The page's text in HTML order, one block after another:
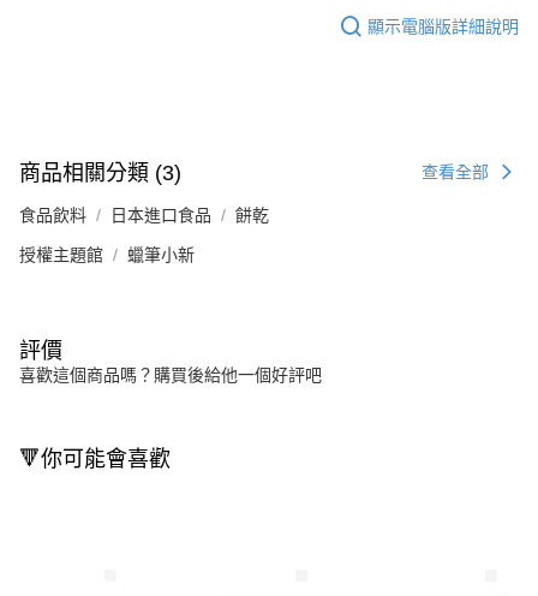
顯示電腦版詳細說明
商品相關分類 (3) 查看全部
食品飲料 日本進口食品 餅乾
授權主題館 蠟筆小新
評價
喜歡這個商品嗎？購買後給他一個好評吧
🔻你可能會喜歡